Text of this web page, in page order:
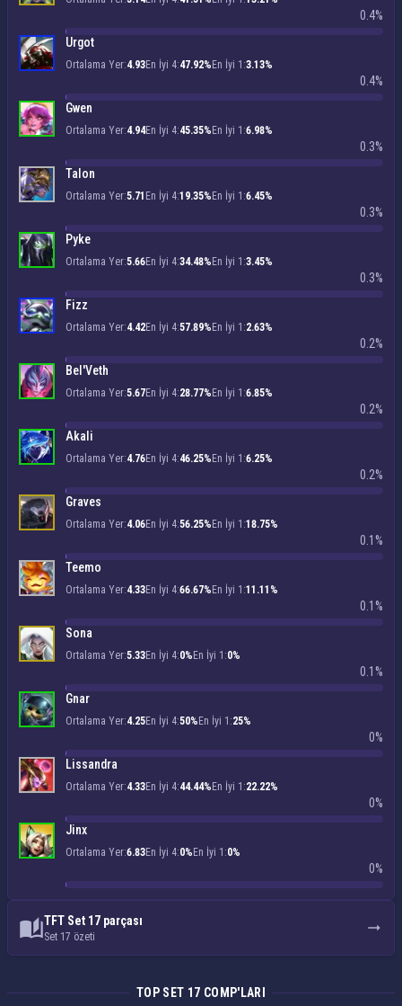
0.4%
Urgot
Ortalama Yer:4.93En İyi 4:47.92% En İyi 1:3.13%
0.4%
Gwen
Ortalama Yer:4.94En İyi 4:45.35% En İyi 1:6.98%
0.3%
Talon
Ortalama Yer:5.71 En İyi 4:19.35% En İyi 1:6.45%
0.3%
Pyke
Ortalama Yer:5.66En İyi 4:34.48% En İyi 1:3.45%
0.3%
Fizz
Ortalama Yer:4.42En İyi 4:57.89% En İyi 1:2.63%
0.2%
Bel'Veth
Ortalama Yer:5.67En İyi 4:28.77% En İyi 1:6.85%
0.2%
Akali
Ortalama Yer:4.76En İyi 4:46.25% En İyi 1:6.25%
0.2%
Graves
Ortalama Yer:4.06En İyi 4:56.25% En İyi 1:18.75%
0.1%
Teemo
Ortalama Yer:4.33En İyi 4:66.67% En İyi 1:11.11%
0.1%
Sona
Ortalama Yer:5.33En İyi 4:0% En İyi 1:0%
0.1%
Gnar
Ortalama Yer:4.25En İyi 4:50% En İyi 1:25%
0%
Lissandra
Ortalama Yer:4.33En İyi 4:44.44% En İyi 1:22.22%
0%
Jinx
Ortalama Yer:6.83En İyi 4:0% En İyi 1:0%
0%
TFT Set 17 parçası
Set 17 özeti
TOP SET 17 COMP'LARI